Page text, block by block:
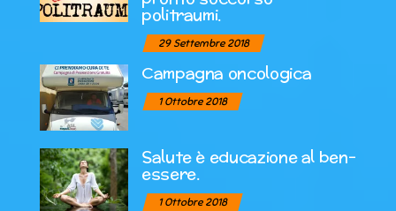
politraumi.
29 Settembre 2018
Campagna oncologica
1 Ottobre 2018
Salute è educazione al ben-
essere.
1 Ottobre 2018